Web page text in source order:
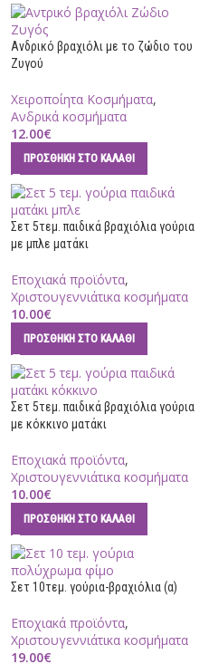
Ανδρικό βραχιόλι με το ζώδιο του
Ζυγού
Χειροποίητα Κοσμήματα,
Ανδρικά κοσμήματα
12.00€
ΠΡΟΣΘΉΚΗ ΣΤΟ ΚΑΛΆΘΙ
Σετ 5τεμ. παιδικά βραχιόλια γούρια
με μπλε ματάκι
Εποχιακά προϊόντα,
Χριστουγεννιάτικα κοσμήματα
10.00€
ΠΡΟΣΘΉΚΗ ΣΤΟ ΚΑΛΆΘΙ
Σετ 5τεμ. παιδικά βραχιόλια γούρια
με κόκκινο ματάκι
Εποχιακά προϊόντα,
Χριστουγεννιάτικα κοσμήματα
10.00€
ΠΡΟΣΘΉΚΗ ΣΤΟ ΚΑΛΆΘΙ
Σετ 10τεμ. γούρια-βραχιόλια (α)
Εποχιακά προϊόντα,
Χριστουγεννιάτικα κοσμήματα
19.00€